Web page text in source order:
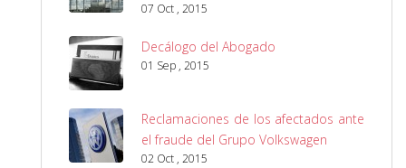
07 Oct , 2015
Decálogo del Abogado
01 Sep , 2015
Reclamaciones de los afectados ante
el fraude del Grupo Volkswagen
02 Oct , 2015